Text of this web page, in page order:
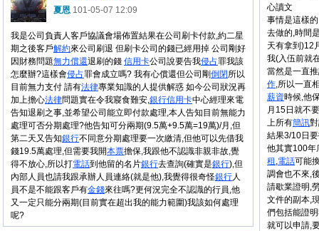
心讀文
事情是這樣
去做的,時間
天有拿到)12
我(入伍前就
當然是一直
作,所以一直
薪資時候,他
月15日就不
上所有簡訊
結果3/10日
他其實100年
租 ,電話可能
調會也不來,
請歇業證明,
文件的副本,
們包括能證
就可以申請,
夏恩 101-05-07 12:09
我是公司負責人客戶協議會場佈置結果在公司刷卡付款,約二星
期之後客戶解約來公司刷退 但刷卡公司的錢已經用掉 公司剛好
因財務問題無力償還退刷的錢 信用卡公司說要告我侵占罪我該
怎麼辦?這樣會侵占罪會成立嗎? 我有心償還但公司剛倒閉所以
目前無力支付 請有法律專業知識的人提供解惑 如今公司狀況再
加上擔心法律問題實在令我寢食難安,銀行信用卡中心經理來電
告知退刷之事,並希望公司能立即付款處理,本人告知目前無能力
處理可否分期處理?他告知可分兩期(9.5萬+9.5萬=19萬)/月,但
第二天又告知銀行不同意分期處理要一次繳清,但他可以先借我
錢19.5萬處理,但需要我開本票擔保,我跟他不認識非親非故,覺
得不放心,所以打電話到他留的名片銀行去查詢(確實是銀行),但
內部人員也請我跟承辦人員連絡(就是他),我覺得很奇怪銀行人
員不是不能跟客戶有金錢來往嗎?更何況完全不認識的行員,他
又一定只能分兩期(目前實在超出我的能力範圍)我該如何處理
呢?